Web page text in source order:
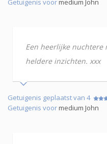
Getuigenis voormedium John
Een heerlijke nuchtere
heldere inzichten. xxx
Getuigenis geplaatst van 4
Getuigenis voormedium John